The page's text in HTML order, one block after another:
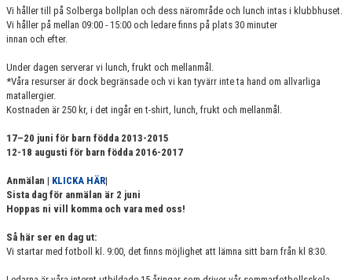
Vi håller till på Solberga bollplan och dess närområde och lunch intas i klubbhuset.
Vi håller på mellan 09:00 - 15:00 och ledare finns på plats 30 minuter
innan och efter.
Under dagen serverar vi lunch, frukt och mellanmål.
*Våra resurser är dock begränsade och vi kan tyvärr inte ta hand om allvarliga
matallergier.
Kostnaden är 250 kr, i det ingår en t-shirt, lunch, frukt och mellanmål.
17–20 juni för barn födda 2013-2015
12-18 augusti för barn födda 2016-2017
Anmälan | KLICKA HÄR|
Sista dag för anmälan är 2 juni
Hoppas ni vill komma och vara med oss!
Så här ser en dag ut:
Vi startar med fotboll kl. 9:00, det finns möjlighet att lämna sitt barn från kl 8:30.